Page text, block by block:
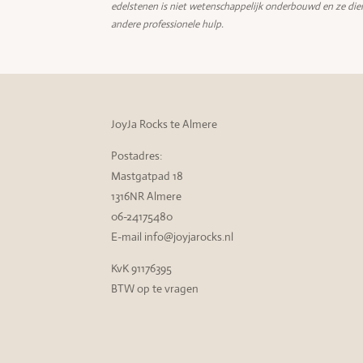
edelstenen is niet wetenschappelijk onderbouwd en ze
andere professionele hulp.
JoyJa Rocks te Almere
Postadres:
Mastgatpad 18
1316NR Almere
06-24175480
E-mail info@joyjarocks.nl
KvK 91176395
BTW op te vragen